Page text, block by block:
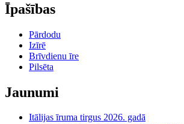
Īpašības
Pārdodu
Izīrē
Brīvdienu īre
Pilsēta
Jaunumi
Itālijas īruma tirgus 2026. gadā